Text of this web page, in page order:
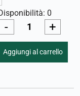
0
- +
Aggiungi al carrello